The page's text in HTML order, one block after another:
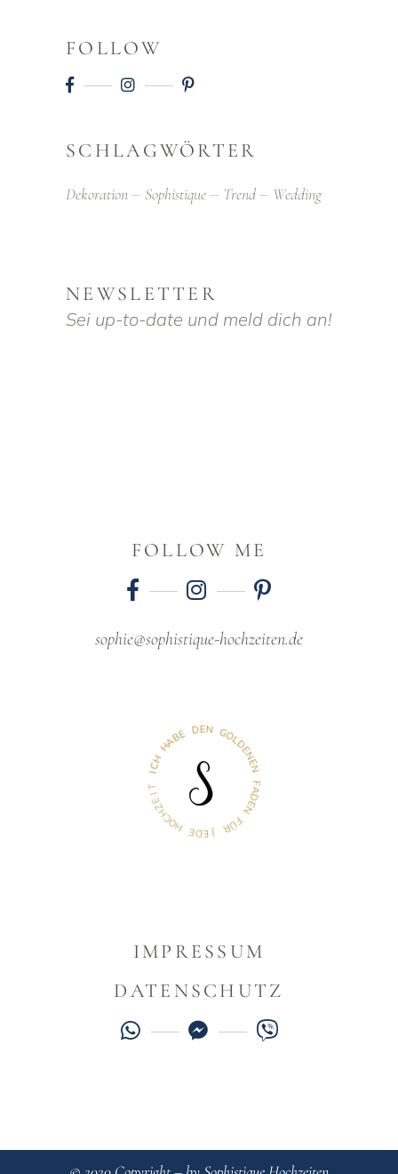
FOLLOW
SCHLAGWÖRTER
Dekoration Sophistique Trend Wedding
NEWSLETTER
Sei up-to-date und meld dich an!
FOLLOW ME
sophie@sophistique-hochzeiten.de
I
CH
HA
B E DE NGOL
DE
N
E
N
F
A
D
E
N
F
Ü
R
J
E
D
E
H
O
C
H
Z
E
I
IMPRESSUM
DATENSCHUTZ